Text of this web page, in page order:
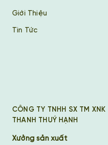
Giới Thiệu
Tin Tức
CÔNG TY TNHH SX TM XNK
THANH THUÝ HẠNH
Xưởng sản xuất